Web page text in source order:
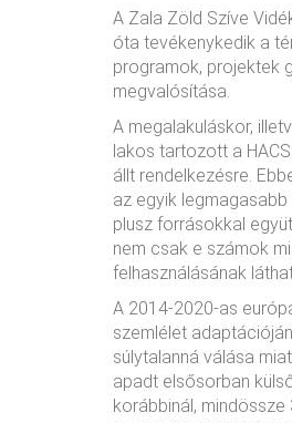
A Zala Zöld Szíve
óta tevékenykedik a
programok, projektek
megvalósítása.
A megalakuláskor,
lakos tartozott a
állt rendelkezésre.
az egyik
plusz forrásokkal
nem csak e számok
felhasználásának
A 2014-2020-as
szemlélet
súlytalanná válása
apadt elsősorban
korábbinál,